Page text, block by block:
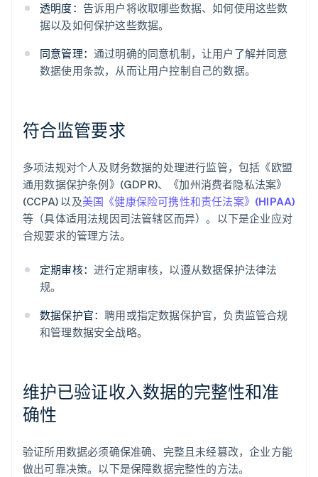
透明度： 告诉用户将收取哪些数据、如何使用这些数
据以及如何保护这些数据。
同意管理： 通过明确的同意机制，让用户了解并同意
数据使用条款，从而让用户控制自己的数据。
符合监管要求
多项法规对个人及财务数据的处理进行监管，包括《欧盟
通用数据保护条例》(GDPR)、《加州消费者隐私法案》
(CCPA) 以及美国《健康保险可携性和责任法案》(HIPAA)
等（具体适用法规因司法管辖区而异）。以下是企业应对
合规要求的管理方法。
定期审核： 进行定期审核，以遵从数据保护法律法
规。
数据保护官：聘用或指定数据保护官，负责监管合规
和管理数据安全战略。
维护已验证收入数据的完整性和准
确性
验证所用数据必须确保准确、完整且未经篡改，企业方能
做出可靠决策。以下是保障数据完整性的方法。